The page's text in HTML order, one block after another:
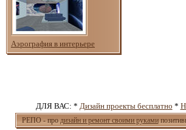
Аэрография в интерьере
ДЛЯ ВАС: * Дизайн проекты бесплатно *
РЕПО - про дизайн и ремонт своими руками